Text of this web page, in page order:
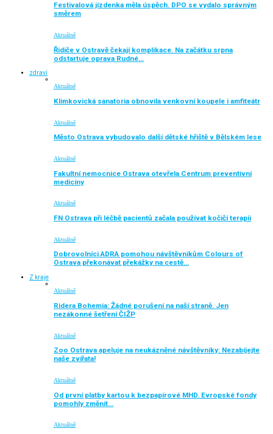
Festivalová jízdenka měla úspěch. DPO se vydalo správným
směrem
Aktuálně
Řidiče v Ostravě čekají komplikace. Na začátku srpna
odstartuje oprava Rudné…
zdraví
Aktuálně
Klimkovická sanatoria obnovila venkovní koupele i amfiteátr
Aktuálně
Město Ostrava vybudovalo další dětské hřiště v Bělském lese
Aktuálně
Fakultní nemocnice Ostrava otevřela Centrum preventivní
medicíny
Aktuálně
FN Ostrava při léčbě pacientů začala používat kočičí terapii
Aktuálně
Dobrovolníci ADRA pomohou návštěvníkům Colours of
Ostrava překonávat překážky na cestě…
Z kraje
Aktuálně
Ridera Bohemia: Žádné porušení na naší straně. Jen
nezákonné šetření ČIŽP
Aktuálně
Zoo Ostrava apeluje na neukázněné návštěvníky: Nezabíjejte
naše zvířata!
Aktuálně
Od první platby kartou k bezpapírové MHD. Evropské fondy
pomohly změnit…
Aktuálně